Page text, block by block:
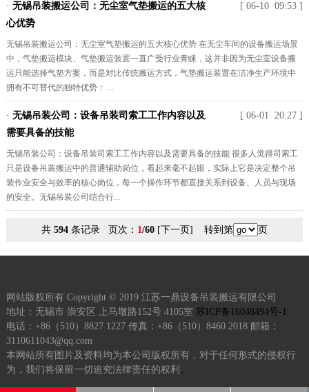
· 无锡吊装搬运公司：无尘室气垫搬运的五大核
心优势
[ 06-10 09:53 ]
无锡吊装搬运公司：无尘室气垫搬运的五大核心优势 在无尘车间的设备搬运场景
中，气垫搬运模块、气垫搬运装置一直广受行业青睐，这并非因为无尘室设备搬
运只能选择气垫方案，而是对比传统搬运方式，气垫搬运装置在洁净生产环境中
拥有不可替代的独特优势： ...
· 无锡吊装公司：设备吊装司索工工作内容以及
需要具备的技能
[ 06-01 20:27 ]
无锡吊装公司：设备吊装司索工工作内容以及需要具备的技能 很多人觉得司索工
只是设备吊装搬运中的普通辅助岗位，看起来毫不起眼，实际上它是决定整个吊
装作业安全与效率的核心岗位，每一个操作环节都直接关系到设备、人员与现场
的安全。无锡吊装公司结合行...
共 594条记录 页次： 1/60 [下一页] 转到第 页
网站版权所有 Copyright © 2019 江苏一鼎设备吊装搬运有限公司
地址：无锡市 崇安区 上马墩路152号 4105室 苏ICP备16048494号-1
电话：+86（510）8827 1227 传真：+86（510）8460 2018 邮箱：
3110611043@qq.com
本网站所有图片及资料均为本公司版权所有，对于任何形式的侵权行
为，我们将保留一切追究法律责任的权利 。